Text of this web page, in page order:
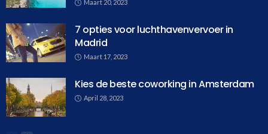
Maart 20, 2023
7 opties voor luchthavenvervoer in
Madrid
Maart 17, 2023
Kies de beste coworking in Amsterdam
April 28, 2023